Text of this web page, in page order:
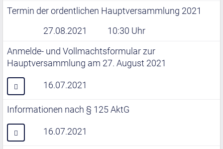
Termin der ordentlichen Hauptversammlung 2021
27.08.2021
10:30 Uhr
Anmelde- und Vollmachtsformular zur
Hauptversammlung am 27. August 2021
16.07.2021
Informationen nach § 125 AktG
16.07.2021